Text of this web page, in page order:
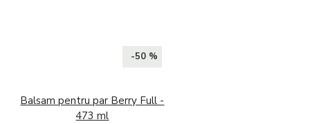
-50 %
Balsam pentru par Berry Full -
473 ml